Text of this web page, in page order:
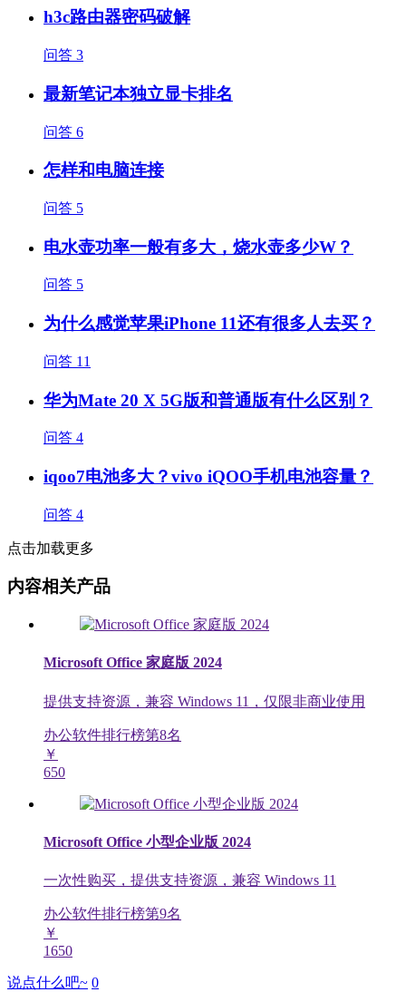
h3c路由器密码破解
问答 3
最新笔记本独立显卡排名
问答 6
怎样和电脑连接
问答 5
电水壶功率一般有多大，烧水壶多少W？
问答 5
为什么感觉苹果iPhone 11还有很多人去买？
问答 11
华为Mate 20 X 5G版和普通版有什么区别？
问答 4
iqoo7电池多大？vivo iQOO手机电池容量？
问答 4
点击加载更多
内容相关产品
Microsoft Office 家庭版 2024
提供支持资源，兼容 Windows 11，仅限非商业使用
办公软件排行榜第8名
￥
650
Microsoft Office 小型企业版 2024
一次性购买，提供支持资源，兼容 Windows 11
办公软件排行榜第9名
￥
1650
说点什么吧~ 0